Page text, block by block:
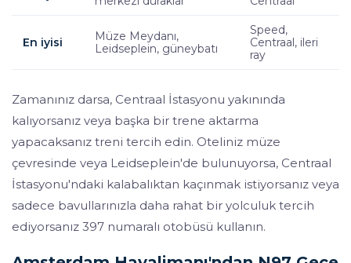
En iyisi
Müze Meydanı,
Leidseplein, güneybatı
Speed,
Centraal, ileri
ray
Zamanınız darsa, Centraal İstasyonu yakınında
kalıyorsanız veya başka bir trene aktarma
yapacaksanız treni tercih edin. Oteliniz müze
çevresinde veya Leidseplein'de bulunuyorsa, Centraal
İstasyonu'ndaki kalabalıktan kaçınmak istiyorsanız veya
sadece bavullarınızla daha rahat bir yolculuk tercih
ediyorsanız 397 numaralı otobüsü kullanın.